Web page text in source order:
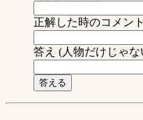
正解した時のコメント
答え (人物だけじゃな